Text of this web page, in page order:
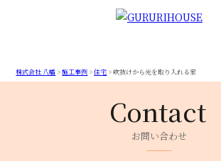
株式会社 八幡 >施工事例 >住宅 >吹抜けから光を取り入れる家
お問い合わせ